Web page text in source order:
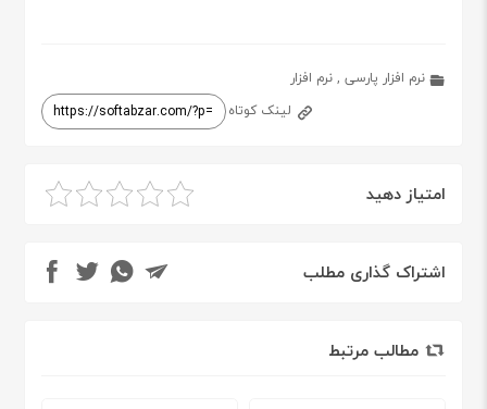
نرم افزار پارسی ,نرم افزار
لینک کوتاه
امتیاز دهید
اشتراک گذاری مطلب
مطالب مرتبط